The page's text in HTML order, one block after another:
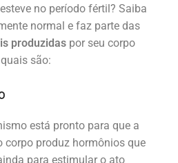
no período fértil? Saiba
normal e faz parte das
produzidas por seu corpo
são:
está pronto para que a
corpo produz hormônios que
para estimular o ato